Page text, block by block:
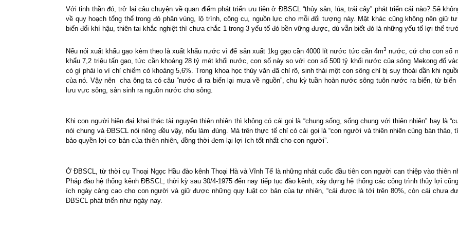
Với tinh thần đó, trở lại câu chuyện về quan điểm phát triển ưu tiên ở ĐBSCL “thủy sản, lúa, trái cây” phát triển cái nào? Sẽ
về quy hoạch tổng thể trong đó phân vùng, lộ trình, công cụ, nguồn lực cho mỗi đối tượng này. Mặt khác cũng không nên giữ
biến đổi khí hậu, thiên tai khắc nghiệt thì chưa chắc 1 trong 3 yếu tố đó bền vững được, dù vẫn biết đó là những yếu tố lợi thế
Nếu nói xuất khẩu gạo kèm theo là xuất khẩu nước vì để sản xuất 1kg gạo cần 4000 lít nước tức cần 4m3 nước, cứ cho con số
khẩu 7,2 triệu tấn gạo, tức cần khoảng 28 tỷ mét khối nước, con số này so với con số 500 tỷ khối nước của sông Mekong đổ
có gì phải lo vì chỉ chiếm có khoảng 5,6%. Trong khoa học thủy văn đã chỉ rõ, sinh thái một con sông chỉ bị suy thoái dần khi
của nó. Vậy nên cha ông ta có câu “nước đi ra biển lại mưa về nguồn”, chu kỳ tuần hoàn nước sông tuôn nước ra biển, từ
lưu vực sông, sản sinh ra nguồn nước cho sông.
Khi con người hiện đại khai thác tài nguyên thiên nhiên thì không có cái gọi là “chung sống, sống chung với thiên nhiên” hay là
nói chung và ĐBSCL nói riêng đều vậy, nếu làm đúng. Mà trên thực tế chỉ có cái gọi là “con người và thiên nhiên cùng bàn
bảo quyền lợi cơ bản của thiên nhiên, đồng thời đem lại lợi ích tốt nhất cho con người”.
Ở ĐBSCL, từ thời cụ Thoại Ngọc Hầu đào kênh Thoại Hà và Vĩnh Tế là những nhát cuốc đầu tiên con người can thiệp vào thiên
Pháp đào hệ thống kênh ĐBSCL; thời kỳ sau 30/4-1975 đến nay tiếp tục đào kênh, xây dựng hệ thống các công trình thủy lợi
ích ngày càng cao cho con người và giữ được những quy luật cơ bản của tự nhiên, “cái được là tới trên 80%, còn cái chưa
ĐBSCL phát triển như ngày nay.